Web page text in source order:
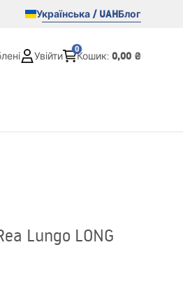
Українська / UAHБлог
Увійти
0
Кошик: 0,00 ₴
Lungo LONG